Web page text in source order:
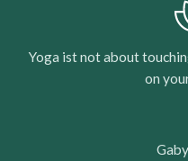
Yoga ist not about
on